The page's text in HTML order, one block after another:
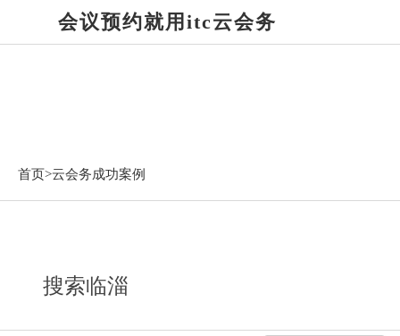
会议预约就用itc云会务
首页>云会务成功案例
搜索临淄